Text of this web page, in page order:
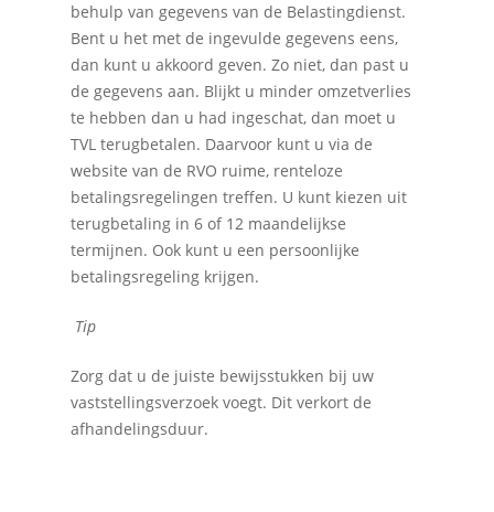
behulp van gegevens van de Belastingdienst.
Bent u het met de ingevulde gegevens eens,
dan kunt u akkoord geven. Zo niet, dan past u
de gegevens aan. Blijkt u minder omzetverlies
te hebben dan u had ingeschat, dan moet u
TVL terugbetalen. Daarvoor kunt u via de
website van de RVO ruime, renteloze
betalingsregelingen treffen. U kunt kiezen uit
terugbetaling in 6 of 12 maandelijkse
termijnen. Ook kunt u een persoonlijke
betalingsregeling krijgen.
Tip
Zorg dat u de juiste bewijsstukken bij uw
vaststellingsverzoek voegt. Dit verkort de
afhandelingsduur.